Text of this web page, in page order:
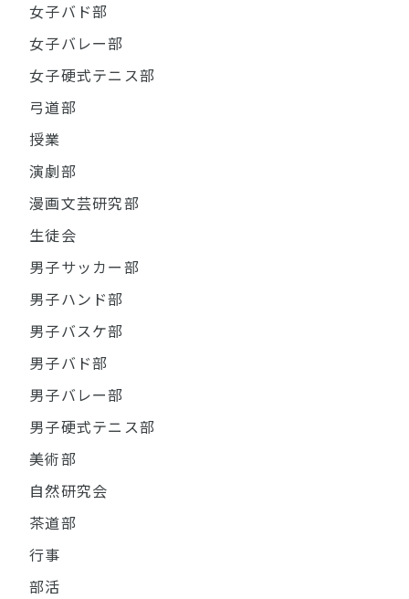
女子バド部
女子バレー部
女子硬式テニス部
弓道部
授業
演劇部
漫画文芸研究部
生徒会
男子サッカー部
男子ハンド部
男子バスケ部
男子バド部
男子バレー部
男子硬式テニス部
美術部
自然研究会
茶道部
行事
部活